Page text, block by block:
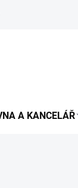
Podmínky
A KANCELÁŘ